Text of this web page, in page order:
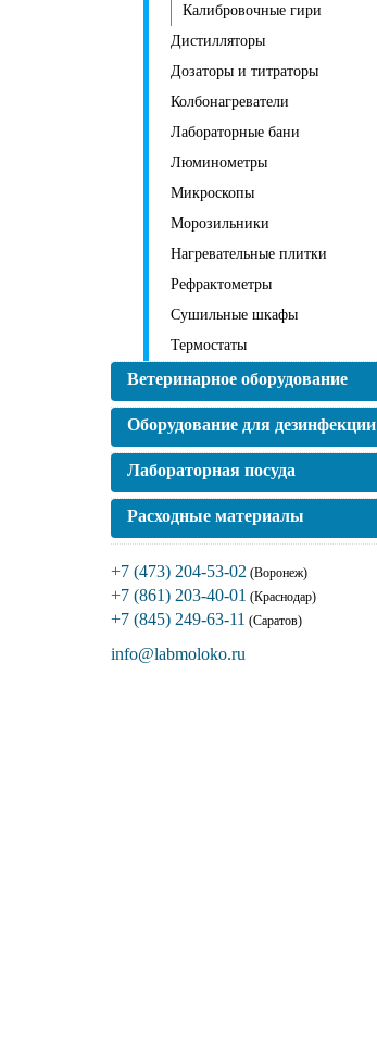
Калибровочные гири
Дистилляторы
Дозаторы и титраторы
Колбонагреватели
Лабораторные бани
Люминометры
Микроскопы
Морозильники
Нагревательные плитки
Рефрактометры
Сушильные шкафы
Термостаты
Ветеринарное оборудование
Оборудование для дезинфекции
Лабораторная посуда
Расходные материалы
+7 (473) 204-53-02 (Воронеж)
+7 (861) 203-40-01 (Краснодар)
+7 (845) 249-63-11 (Саратов)
info@labmoloko.ru